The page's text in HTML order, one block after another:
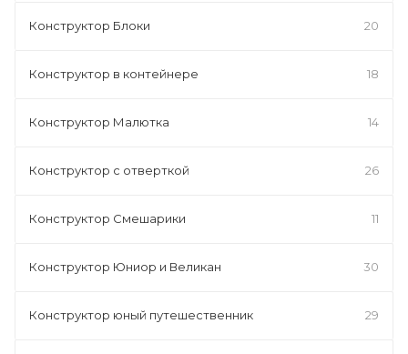
Конструктор Блоки 20
Конструктор в контейнере 18
Конструктор Малютка 14
Конструктор с отверткой 26
Конструктор Смешарики 11
Конструктор Юниор и Великан 30
Конструктор юный путешественник 29